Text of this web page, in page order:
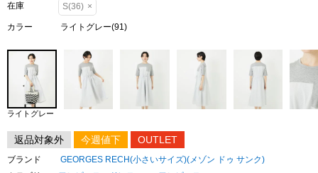
在庫 S(36) ×
カラー ライトグレー(91)
ライトグレー
返品対象外 今週値下 OUTLET
ブランド
GEORGES RECH(小さいサイズ)(メゾン ドゥ サンク)